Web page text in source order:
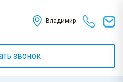
Владимир
звонок